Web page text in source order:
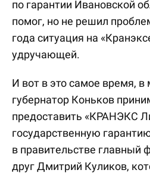
по гарантии Ивановской
помог, но не решил
года ситуация на
удручающей.
И вот в это самое время, в
губернатор Коньков
предоставить «КРАНЭКС
государственную
в правительстве главный
друг Дмитрий Куликов,